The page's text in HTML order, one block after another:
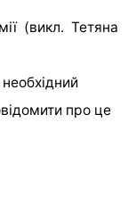
(викл. Тетяна
про це